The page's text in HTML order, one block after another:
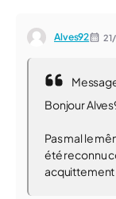
Alves92
Bonjour
Pas mal le
été reconnu
acquittement